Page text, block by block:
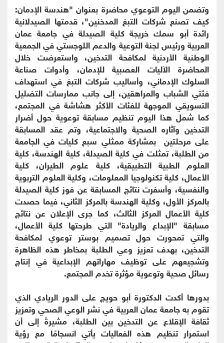
وتضمن اليوم التوعوي محاضرة بعنوان "هندسة الإدمان:
كيف تصنع شركات التبغ المدخنين"، قدمتها الصيدلانية
رائدة أبو سمك خريجة كلية الصيدلة في جامعة عمان
العربية ورئيس لجنة التوعية والدعم اللوجستي في الجمعية
الوطنية الأردنية لمكافحة التدخين، واستعرضت خلال
المحاضرة الآليات العصبية للإدمان، وأدوات صناعة
السلوك الإدماني، وأساليب شركات التبغ في استهداف
فئتي الشباب والمراهقين، إلى جانب ممارسات التضليل
التسويقي الموجهة للفئات الأكثر هشاشة في المجتمع،
كما شمل هذا اليوم تنظيم مسابقة توعوية حول أضرار
التدخين وآثاره الصحية والاجتماعية، وتم عقد المسابقة
على مرحلتين بمشاركة ممثلي سبع كليات في الجامعة
من الطلبة، تمثلت في كلية الصيدلة، كلية الهندسة، كلية
العلوم الطبية التطبيقية، كلية علوم الطيران، كلية
الأعمال، كلية تكنولوجيا المعلومات، وكلية العلوم التربوية
والنفسية، وأسفرت نتائج المسابقة عن فوز كلية الصيدلة
بالمركز الأول، وكلية الهندسة بالمركز الثاني، فيما حصدت
كلية الأعمال المركز الثالث، كما جرى الإعلان عن نتائج
مسابقة "الإبداع والريادة" التي طرحتها كلية الأعمال،
والتي تمحورت حول تصميم بوستر توعوي لمكافحة
التدخين، بهدف تعزيز وعي الطلبة بمخاطر هذه الظاهرة
وتشجيعهم على توظيف مهاراتهم الإبداعية في إنتاج
رسائل صحية وتوعوية مؤثرة تخدم المجتمع.
بدورها أكدت الدكتورة أبو حويج على الدور الريادي الذي
تقوم به جامعة عمان العربية في نشر الوعي الصحي وتعزيز
ثقافة الإقلاع عن التدخين بين الطلبة، مشيرةً إلى أن
استمرار تنظيم هذه الفعاليات يأتي انسجامًا مع رؤية